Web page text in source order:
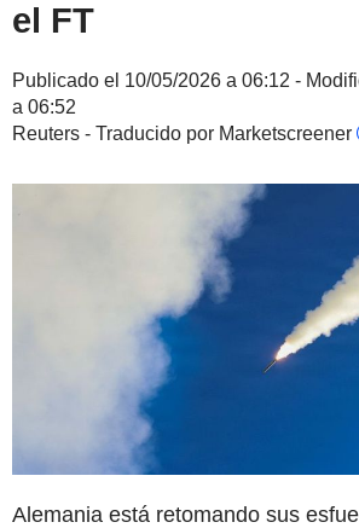
el FT
Publicado el 10/05/2026 a 06:12 -
a 06:52
Reuters - Traducido por Marketscreener
Alemania está retomando sus